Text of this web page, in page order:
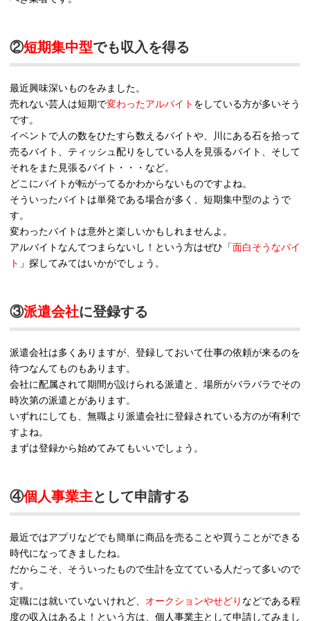
②短期集中型でも収入を得る
最近興味深いものをみました。
売れない芸人は短期で変わったアルバイト をしている方が多いそう
です。
イベントで人の数をひたすら数えるバイトや、川にある石を拾って
売るバイト、ティッシュ配りをしている人を見張るバイト、そして
それをまた見張るバイト・・・など。
どこにバイトが転がってるかわからないものですよね。
そういったバイトは単発である場合が多く、短期集中型のようで
す。
変わったバイトは意外と楽しいかもしれませんよ。
アルバイトなんてつまらないし！という方はぜひ「面白そうなバイ
ト 」探してみてはいかがでしょう。
③派遣会社に登録する
派遣会社は多くありますが、登録しておいて仕事の依頼が来るのを
待つなんてものもあります。
会社に配属されて期間が設けられる派遣と、場所がバラバラでその
時次第の派遣とがあります。
いずれにしても、無職より派遣会社に登録されている方のが有利で
すよね。
まずは登録から始めてみてもいいでしょう。
④個人事業主として申請する
最近ではアプリなどでも簡単に商品を売ることや買うことができる
時代になってきましたね。
だからこそ、そういったもので生計を立てている人だって多いので
す。
定職には就いていないけれど、 オークションやせどり などである程
度の収入はあるよ！という方は、個人事業主として申請してみまし